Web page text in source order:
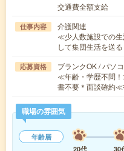
交通費全額支給
仕事内容
介護関連
≪少人数施設での
して集団生活を送
応募資格
ブランクOK / パソ
≪年齢・学歴不問
書不要＊面談確約
職場の雰囲気
年齢層
20代
30